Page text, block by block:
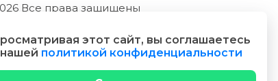
Все права защищены
этот сайт, вы соглашаетесь
политикой конфиденциальности